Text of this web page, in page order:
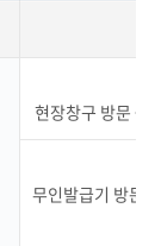
현장창구 방문 →
무인발급기 방문